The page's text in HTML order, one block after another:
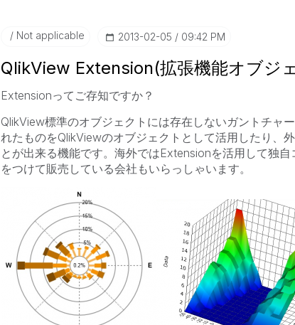
Not applicable ‎2013-02-05 09:42 PM
QlikView Extension(拡張機能オブジ
Extensionってご存知ですか？
QlikView標準のオブジェクトには存在しないガントチャ
れたものをQlikViewのオブジェクトとして活用したり、
とが出来る機能です。海外ではExtensionを活用して独
をつけて販売している会社もいらっしゃいます。